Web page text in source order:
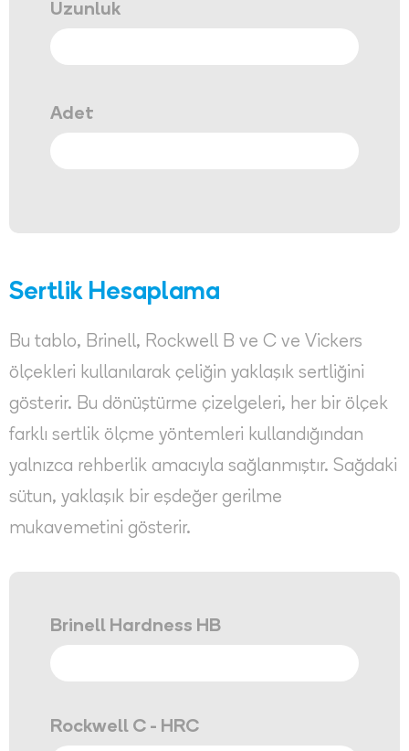
Uzunluk
Adet
Sertlik Hesaplama
Bu tablo, Brinell, Rockwell B ve C ve Vickers
ölçekleri kullanılarak çeliğin yaklaşık sertliğini
gösterir. Bu dönüştürme çizelgeleri, her bir ölçek
farklı sertlik ölçme yöntemleri kullandığından
yalnızca rehberlik amacıyla sağlanmıştır. Sağdaki
sütun, yaklaşık bir eşdeğer gerilme
mukavemetini gösterir.
Brinell Hardness HB
Rockwell C - HRC